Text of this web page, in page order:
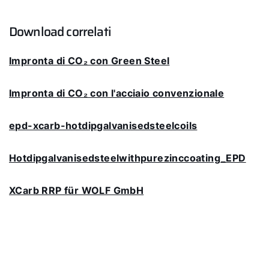
Download correlati
Impronta di CO₂ con Green Steel
Impronta di CO₂ con l'acciaio convenzionale
epd-xcarb-hotdipgalvanisedsteelcoils
Hotdipgalvanisedsteelwithpurezinccoating_EPD
XCarb RRP für WOLF GmbH